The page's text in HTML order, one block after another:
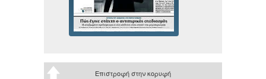
Επιστροφή στην κορυφή